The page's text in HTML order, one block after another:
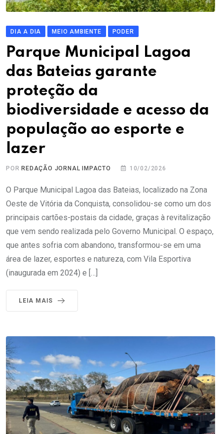
DIA A DIA MEIO AMBIENTE PODER
Parque Municipal Lagoa
das Bateias garante
proteção da
biodiversidade e acesso da
população ao esporte e
lazer
POR REDAÇÃO JORNAL IMPACTO 10/02/2026
O Parque Municipal Lagoa das Bateias, localizado na Zona
Oeste de Vitória da Conquista, consolidou-se como um dos
principais cartões-postais da cidade, graças à revitalização
que vem sendo realizada pelo Governo Municipal. O espaço,
que antes sofria com abandono, transformou-se em uma
área de lazer, esportes e natureza, com Vila Esportiva
(inaugurada em 2024) e […]
LEIA MAIS